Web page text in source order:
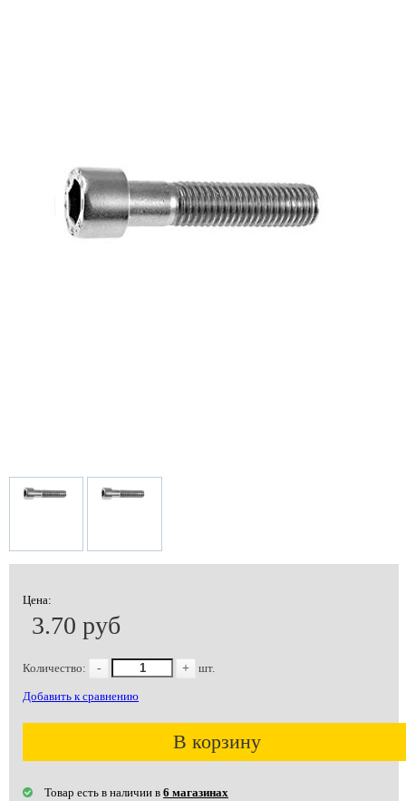
Цена:
3.70 руб
Количество: - + шт.
Добавить к сравнению
В корзину
Товар есть в наличии в 6 магазинах